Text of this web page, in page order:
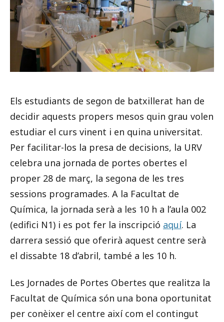
Els estudiants de segon de batxillerat han de
decidir aquests propers mesos quin grau volen
estudiar el curs vinent i en quina universitat.
Per facilitar-los la presa de decisions, la URV
celebra una jornada de portes obertes el
proper 28 de març, la segona de les tres
sessions programades. A la Facultat de
Química, la jornada serà a les 10 h a l’aula 002
(edifici N1) i es pot fer la inscripció aquí. La
darrera sessió que oferirà aquest centre serà
el dissabte 18 d’abril, també a les 10 h.
Les Jornades de Portes Obertes que realitza la
Facultat de Química són una bona oportunitat
per conèixer el centre així com el contingut